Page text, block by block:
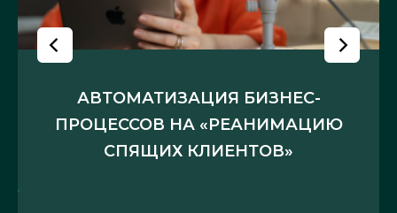
АВТОМАТИЗАЦИЯ БИЗНЕС-
ПРОЦЕССОВ НА «РЕАНИМАЦИЮ
СПЯЩИХ КЛИЕНТОВ»